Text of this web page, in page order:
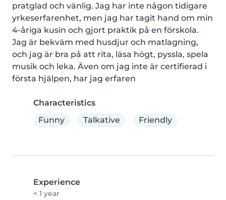
pratglad och vänlig. Jag har inte någon tidigare
yrkeserfarenhet, men jag har tagit hand om min
4-åriga kusin och gjort praktik på en förskola.
Jag är bekväm med husdjur och matlagning,
och jag är bra på att rita, läsa högt, pyssla, spela
musik och leka. Även om jag inte är certifierad i
första hjälpen, har jag erfaren
Characteristics
Funny
Talkative Friendly
Experience
< 1 year